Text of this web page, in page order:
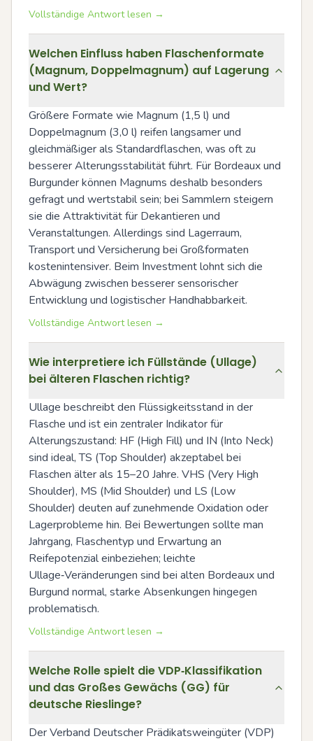
Vollständige Antwort lesen →
Welchen Einfluss haben Flaschenformate
(Magnum, Doppelmagnum) auf Lagerung
und Wert?
Größere Formate wie Magnum (1,5 l) und
Doppelmagnum (3,0 l) reifen langsamer und
gleichmäßiger als Standardflaschen, was oft zu
besserer Alterungsstabilität führt. Für Bordeaux und
Burgunder können Magnums deshalb besonders
gefragt und wertstabil sein; bei Sammlern steigern
sie die Attraktivität für Dekantieren und
Veranstaltungen. Allerdings sind Lagerraum,
Transport und Versicherung bei Großformaten
kostenintensiver. Beim Investment lohnt sich die
Abwägung zwischen besserer sensorischer
Entwicklung und logistischer Handhabbarkeit.
Vollständige Antwort lesen →
Wie interpretiere ich Füllstände (Ullage)
bei älteren Flaschen richtig?
Ullage beschreibt den Flüssigkeitsstand in der
Flasche und ist ein zentraler Indikator für
Alterungszustand: HF (High Fill) und IN (Into Neck)
sind ideal, TS (Top Shoulder) akzeptabel bei
Flaschen älter als 15–20 Jahre. VHS (Very High
Shoulder), MS (Mid Shoulder) und LS (Low
Shoulder) deuten auf zunehmende Oxidation oder
Lagerprobleme hin. Bei Bewertungen sollte man
Jahrgang, Flaschentyp und Erwartung an
Reifepotenzial einbeziehen; leichte
Ullage‑Veränderungen sind bei alten Bordeaux und
Burgund normal, starke Absenkungen hingegen
problematisch.
Vollständige Antwort lesen →
Welche Rolle spielt die VDP‑Klassifikation
und das Großes Gewächs (GG) für
deutsche Rieslinge?
Der Verband Deutscher Prädikatsweingüter (VDP)